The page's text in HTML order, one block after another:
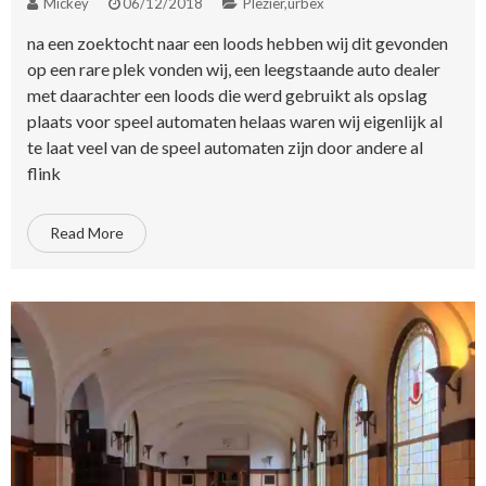
na een zoektocht naar een loods hebben wij dit gevonden
op een rare plek vonden wij, een leegstaande auto dealer
met daarachter een loods die werd gebruikt als opslag
plaats voor speel automaten helaas waren wij eigenlijk al
te laat veel van de speel automaten zijn door andere al
flink
Read More